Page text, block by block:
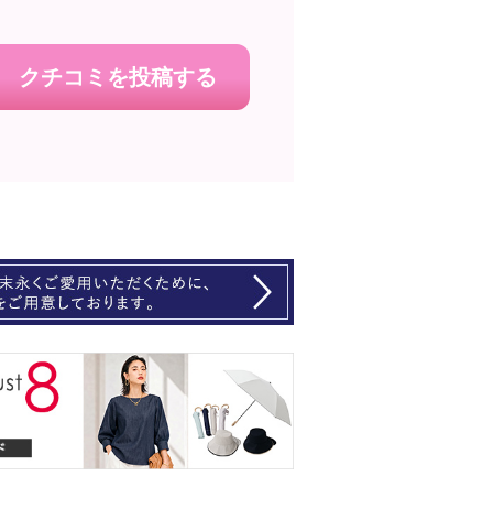
クチコミを投稿する